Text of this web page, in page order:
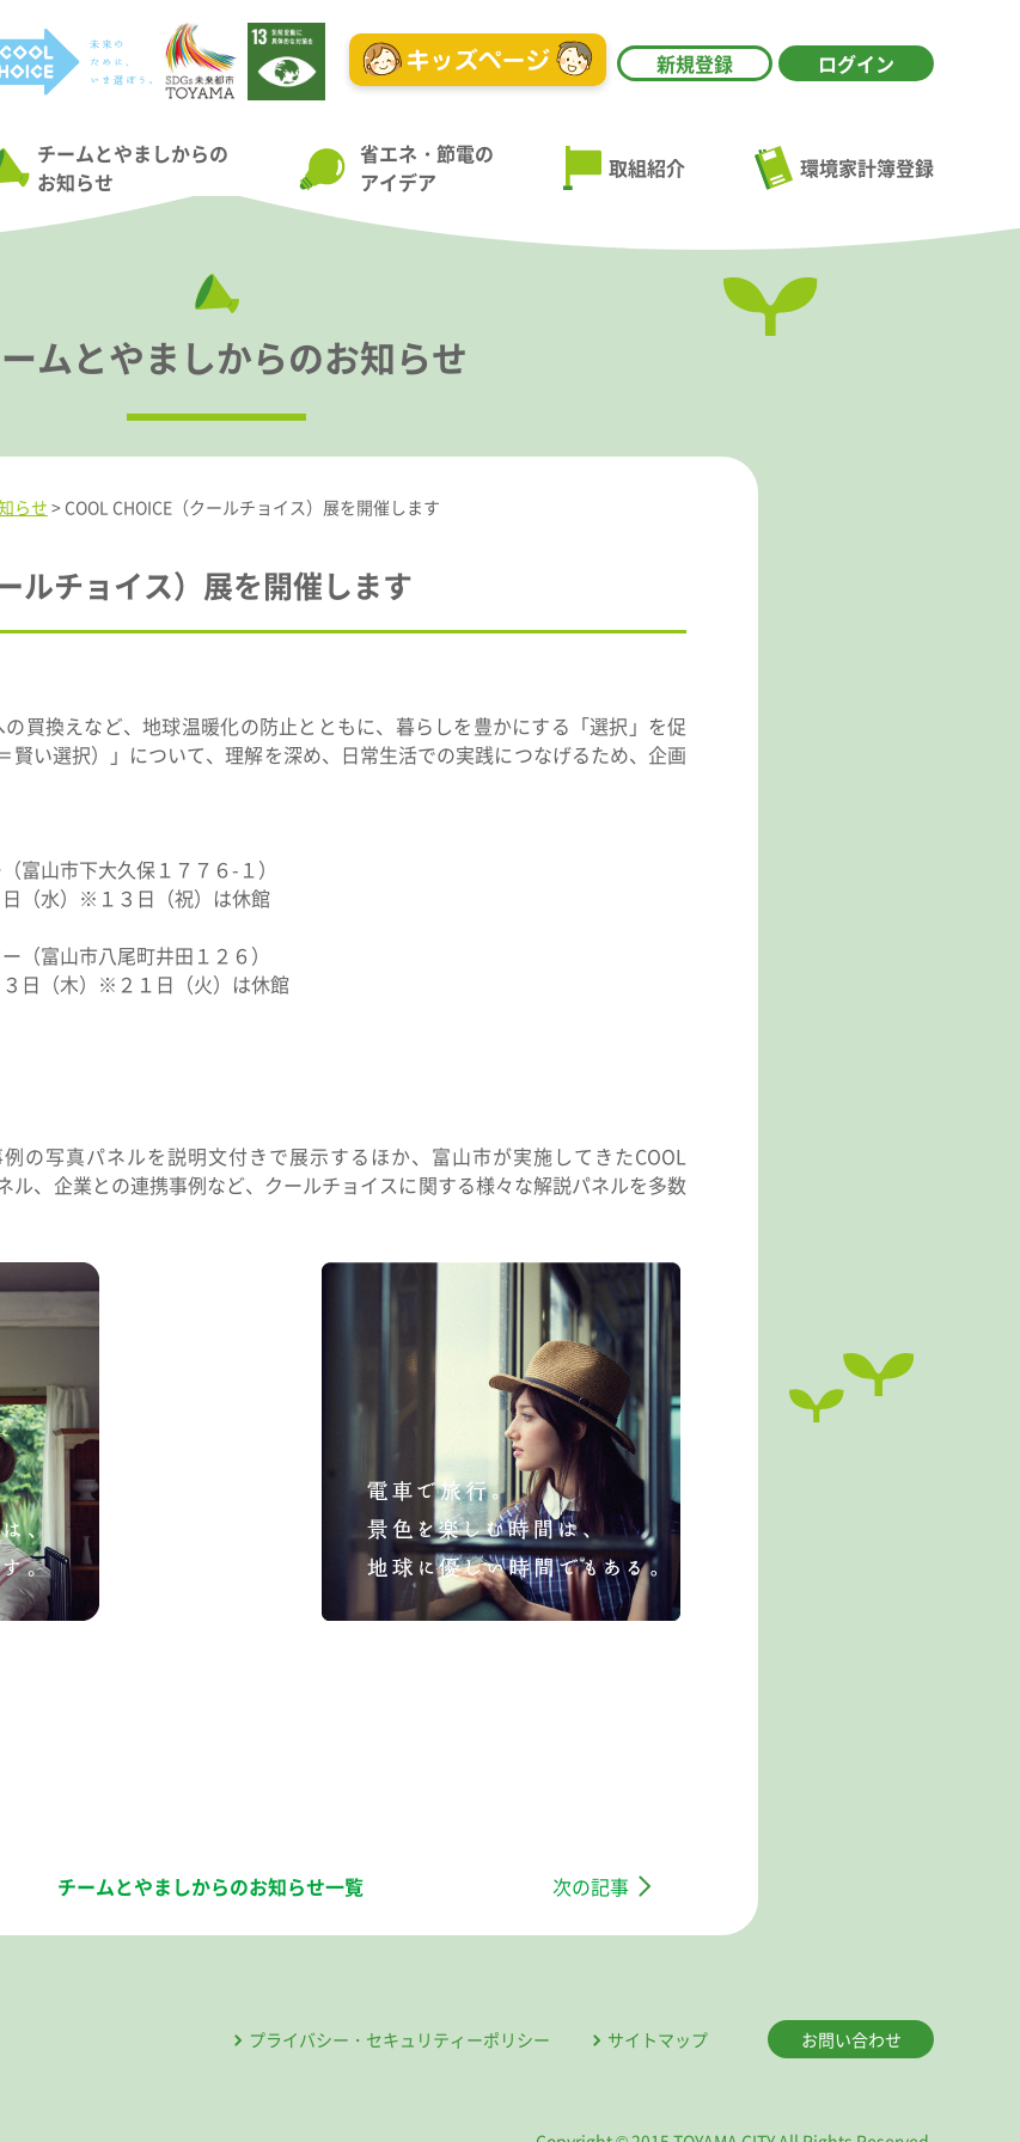
新規登録 ログイン
チームとやましからの
お知らせ
省エネ・節電の
アイデア
取組紹介 環境家計簿登録
ムとやましからのお知らせ
らせ>COOL CHOICE（クールチョイス）展を開催します
ルチョイス）展を開催します
買換えなど、地球温暖化の防止とともに、暮らしを豊かにする「選択」を促
賢い選択）」について、理解を深め、日常生活での実践につなげるため、企画
富山市下大久保１７７６-１）
（水）※１３日（祝）は休館
（富山市八尾町井田１２６）
日（木）※２１日（火）は休館
例の写真パネルを説明文付きで展示するほか、富山市が実施してきたCOOL
ル、企業との連携事例など、クールチョイスに関する様々な解説パネルを多数
チームとやましからのお知らせ一覧 次の記事
プライバシー・セキュリティーポリシー サイトマップ お問い合わせ